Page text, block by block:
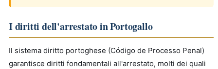
I diritti dell'arrestato in Portogallo
Il sistema diritto portoghese (Código de Processo Penal)
garantisce diritti fondamentali all'arrestato, molti dei quali